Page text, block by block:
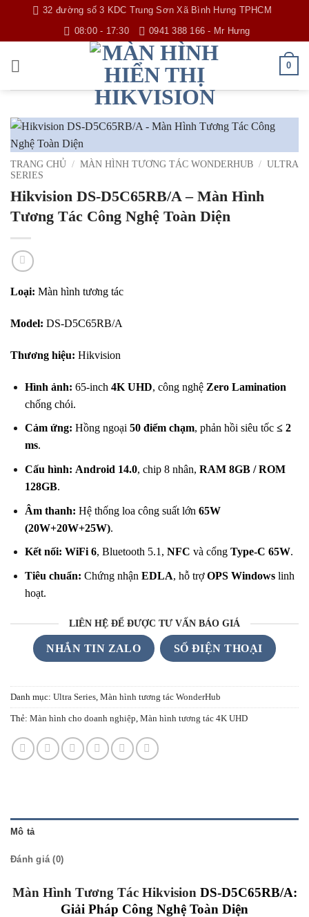
nội
dung
32 đường số 3 KDC Trung Sơn Xã Bình Hưng TPHCM
08:00 - 17:30
0941 388 166 - Mr Hưng
0
TRANG CHỦ / MÀN HÌNH TƯƠNG TÁC WONDERHUB / ULTRA
SERIES
Hikvision DS-D5C65RB/A – Màn Hình
Tương Tác Công Nghệ Toàn Diện
Loại: Màn hình tương tác
Model: DS-D5C65RB/A
Thương hiệu: Hikvision
Hình ảnh: 65-inch 4K UHD, công nghệ Zero Lamination
chống chói.
Cảm ứng: Hồng ngoại 50 điểm chạm, phản hồi siêu tốc ≤ 2
ms.
Cấu hình: Android 14.0, chip 8 nhân, RAM 8GB / ROM
128GB.
Âm thanh: Hệ thống loa công suất lớn 65W
(20W+20W+25W).
Kết nối: WiFi 6, Bluetooth 5.1, NFC và cổng Type-C 65W.
Tiêu chuẩn: Chứng nhận EDLA, hỗ trợOPS Windowslinh
hoạt.
LIÊN HỆ ĐỂ ĐƯỢC TƯ VẤN BÁO GIÁ
NHẮN TIN ZALO SỐ ĐIỆN THOẠI
Danh mục: Ultra Series Màn hình tương tác WonderHub
Thẻ: Màn hình cho doanh nghiệp Màn hình tương tác 4K UHD
Mô tả
Đánh giá (0)
Màn Hình Tương Tác Hikvision DS-D5C65RB/A:
Giải Pháp Công Nghệ Toàn Diện